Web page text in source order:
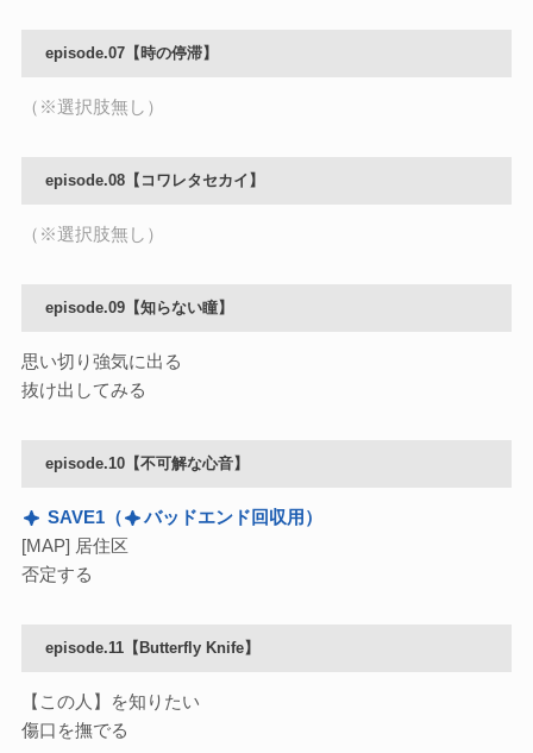
episode.07【時の停滞】
（※選択肢無し）
episode.08【コワレタセカイ】
（※選択肢無し）
episode.09【知らない瞳】
思い切り強気に出る
抜け出してみる
episode.10【不可解な心音】
SAVE1（
バッドエンド回収用）
[MAP] 居住区
否定する
episode.11【Butterfly Knife】
【この人】を知りたい
傷口を撫でる